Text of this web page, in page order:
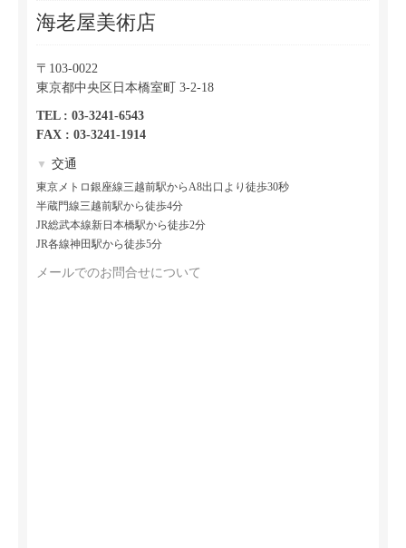
海老屋美術店
〒103-0022
東京都中央区日本橋室町 3-2-18
TEL : 03-3241-6543
FAX : 03-3241-1914
▼ 交通
東京メトロ銀座線三越前駅からA8出口より徒歩30秒
半蔵門線三越前駅から徒歩4分
JR総武本線新日本橋駅から徒歩2分
JR各線神田駅から徒歩5分
メールでのお問合せについて